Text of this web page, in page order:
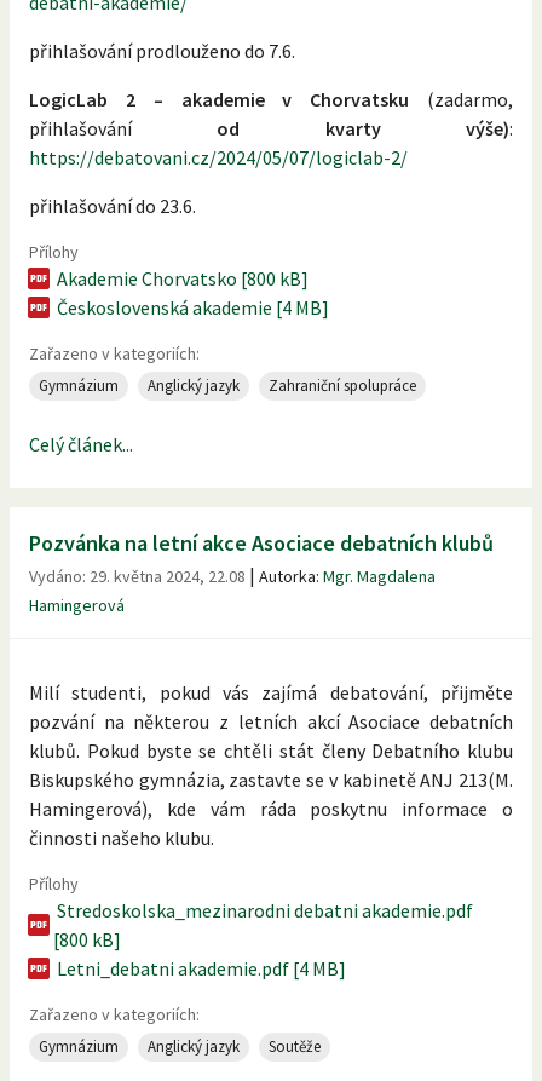
přihlašování prodlouženo do 7.6.
LogicLab 2 – akademie v Chorvatsku (zadarmo,
přihlašování od kvarty výše):
https://debatovani.cz/2024/05/07/logiclab-2/
přihlašování do 23.6.
Přílohy
Akademie Chorvatsko [800 kB]
Československá akademie [4 MB]
Zařazeno v kategoriích:
Gymnázium Anglický jazyk Zahraniční spolupráce
Celý článek...
Pozvánka na letní akce Asociace debatních klubů
Vydáno: 29. května 2024, 22.08 | Autorka: Mgr. Magdalena
Hamingerová
Milí studenti, pokud vás zajímá debatování, přijměte
pozvání na některou z letních akcí Asociace debatních
klubů. Pokud byste se chtěli stát členy Debatního klubu
Biskupského gymnázia, zastavte se v kabinetě ANJ 213(M.
Hamingerová), kde vám ráda poskytnu informace o
činnosti našeho klubu.
Přílohy
Stredoskolska_mezinarodni debatni akademie.pdf
[800 kB]
Letni_debatni akademie.pdf [4 MB]
Zařazeno v kategoriích:
Gymnázium Anglický jazyk Soutěže